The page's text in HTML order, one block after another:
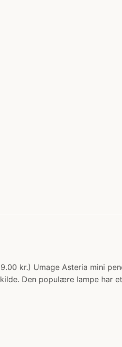
kr.) Umage Asteria mini
Den populære lampe har